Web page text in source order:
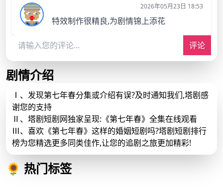
2026年05月23日 18:53
特效制作很精良,为剧情锦上添花
评论
剧情介绍
Ⅰ、发现第七年春分集或介绍有误?及时通知我们,塔剧感
谢您的支持
Ⅱ、塔剧短剧网独家呈现:《第七年春》全集在线观看
Ⅲ、喜欢《第七年春》这样的婚姻短剧吗?塔剧短剧排行
榜为您精选更多同类佳作,让您的追剧之旅更加精彩!
🌻 热门标签